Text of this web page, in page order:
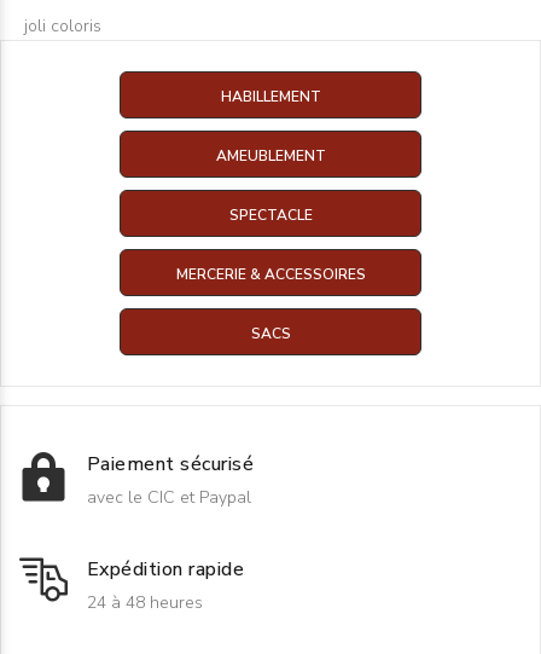
joli coloris
HABILLEMENT
AMEUBLEMENT
SPECTACLE
MERCERIE & ACCESSOIRES
SACS
Paiement sécurisé
avec le CIC et Paypal
Expédition rapide
24 à 48 heures